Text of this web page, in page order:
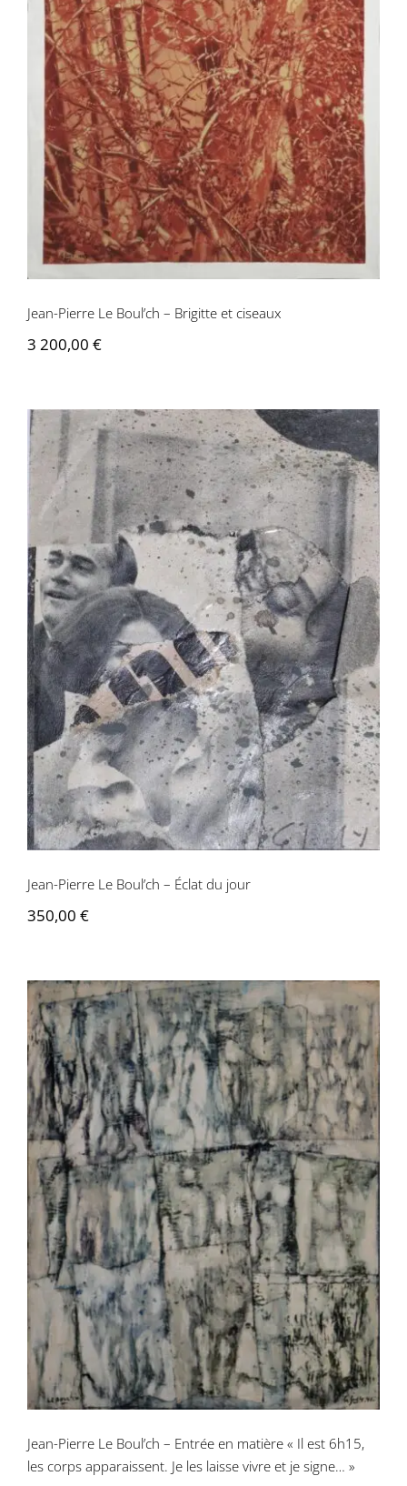
Jean-Pierre Le Boul’ch – Brigitte et
ciseaux
Jean-Pierre Le Boul’ch – Brigitte et ciseaux
3 200,00 €
Jean-Pierre Le Boul’ch – Éclat du jour
Jean-Pierre Le Boul’ch – Éclat du jour
350,00 €
Jean-Pierre Le Boul’ch – Entrée en
matière « Il est 6h15, les corps
apparaissent. Je les laisse vivre et je
signe… »
Jean-Pierre Le Boul’ch – Entrée en matière « Il est 6h15,
les corps apparaissent. Je les laisse vivre et je signe… »